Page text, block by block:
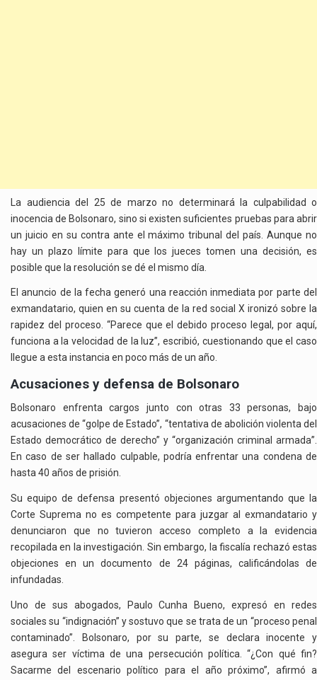
La audiencia del 25 de marzo no determinará la culpabilidad o
inocencia de Bolsonaro, sino si existen suficientes pruebas para abrir
un juicio en su contra ante el máximo tribunal del país. Aunque no
hay un plazo límite para que los jueces tomen una decisión, es
posible que la resolución se dé el mismo día.
El anuncio de la fecha generó una reacción inmediata por parte del
exmandatario, quien en su cuenta de la red social X ironizó sobre la
rapidez del proceso. “Parece que el debido proceso legal, por aquí,
funciona a la velocidad de la luz”, escribió, cuestionando que el caso
llegue a esta instancia en poco más de un año.
Acusaciones y defensa de Bolsonaro
Bolsonaro enfrenta cargos junto con otras 33 personas, bajo
acusaciones de “golpe de Estado”, “tentativa de abolición violenta del
Estado democrático de derecho” y “organización criminal armada”.
En caso de ser hallado culpable, podría enfrentar una condena de
hasta 40 años de prisión.
Su equipo de defensa presentó objeciones argumentando que la
Corte Suprema no es competente para juzgar al exmandatario y
denunciaron que no tuvieron acceso completo a la evidencia
recopilada en la investigación. Sin embargo, la fiscalía rechazó estas
objeciones en un documento de 24 páginas, calificándolas de
infundadas.
Uno de sus abogados, Paulo Cunha Bueno, expresó en redes
sociales su “indignación” y sostuvo que se trata de un “proceso penal
contaminado”. Bolsonaro, por su parte, se declara inocente y
asegura ser víctima de una persecución política. “¿Con qué fin?
Sacarme del escenario político para el año próximo”, afirmó a